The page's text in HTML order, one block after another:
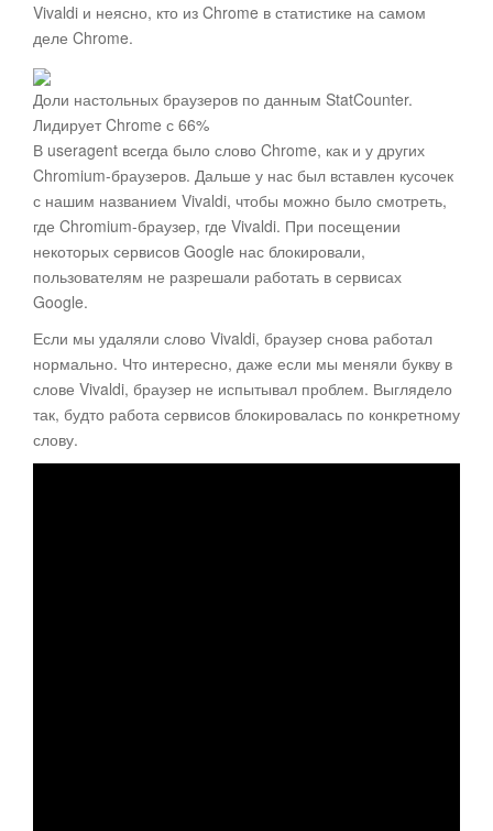
Vivaldi и неясно, кто из Chrome в статистике на самом
деле Chrome.
Доли настольных браузеров по данным StatCounter.
Лидирует Chrome с 66%
В useragent всегда было слово Chrome, как и у других
Chromium-браузеров. Дальше у нас был вставлен кусочек
с нашим названием Vivaldi, чтобы можно было смотреть,
где Chromium-браузер, где Vivaldi. При посещении
некоторых сервисов Google нас блокировали,
пользователям не разрешали работать в сервисах
Google.
Если мы удаляли слово Vivaldi, браузер снова работал
нормально. Что интересно, даже если мы меняли букву в
слове Vivaldi, браузер не испытывал проблем. Выглядело
так, будто работа сервисов блокировалась по конкретному
слову.